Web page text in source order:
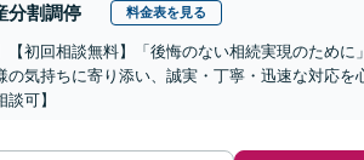
分割調停 料金表を見る
【初回相談無料】「後悔のない相続実現のため
の気持ちに寄り添い、誠実・丁寧・迅速な対応
可】